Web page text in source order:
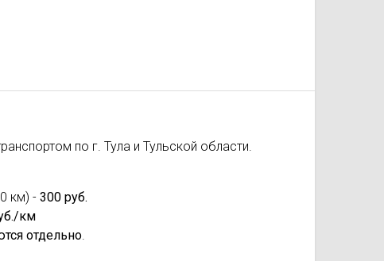
по г. Тула и Тульской области.
км) - 300 руб.
км
отдельно.